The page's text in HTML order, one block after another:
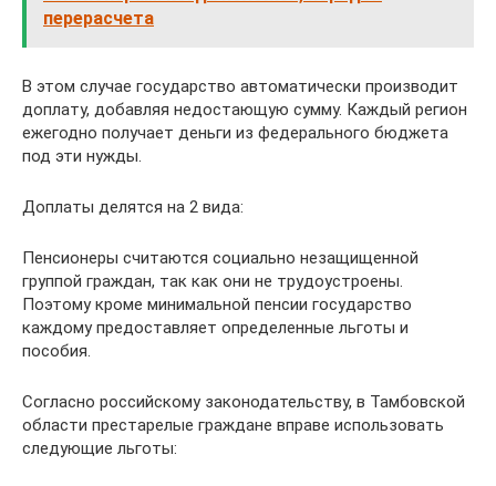
перерасчета
В этом случае государство автоматически производит
доплату, добавляя недостающую сумму. Каждый регион
ежегодно получает деньги из федерального бюджета
под эти нужды.
Доплаты делятся на 2 вида:
Пенсионеры считаются социально незащищенной
группой граждан, так как они не трудоустроены.
Поэтому кроме минимальной пенсии государство
каждому предоставляет определенные льготы и
пособия.
Согласно российскому законодательству, в Тамбовской
области престарелые граждане вправе использовать
следующие льготы: